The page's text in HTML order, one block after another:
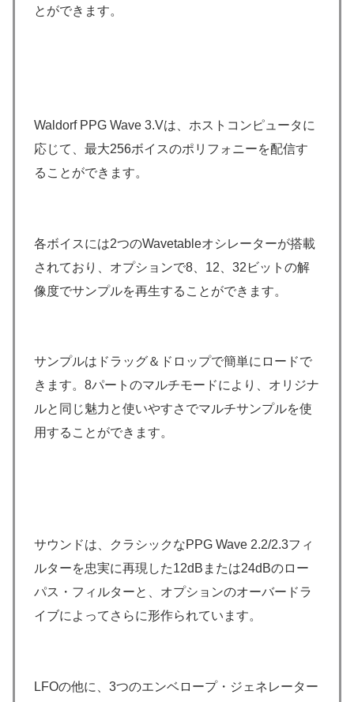
とができます。
Waldorf PPG Wave 3.Vは、ホストコンピュータに
応じて、最大256ボイスのポリフォニーを配信す
ることができます。
各ボイスには2つのWavetableオシレーターが搭載
されており、オプションで8、12、32ビットの解
像度でサンプルを再生することができます。
サンプルはドラッグ＆ドロップで簡単にロードで
きます。8パートのマルチモードにより、オリジナ
ルと同じ魅力と使いやすさでマルチサンプルを使
用することができます。
サウンドは、クラシックなPPG Wave 2.2/2.3フィ
ルターを忠実に再現した12dBまたは24dBのロー
パス・フィルターと、オプションのオーバードラ
イブによってさらに形作られています。
LFOの他に、3つのエンベロープ・ジェネレーター